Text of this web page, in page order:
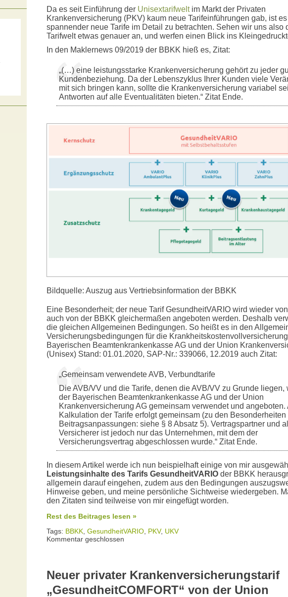
Da es seit Einführung der Unisextarifweltim Markt der Privaten
Krankenversicherung (PKV) kaum neue Tarifeinführungen gab, ist
spannender neue Tarife im Detail zu betrachten. Sehen wir uns also
Tarifwelt etwas genauer an, und werfen einen Blick ins
In den Maklernews 09/2019 der BBKK hieß es, Zitat:
„(…) eine leistungsstarke Krankenversicherung gehört zu jeder
Kundenbeziehung. Da der Lebenszyklus Ihrer Kunden viele
mit sich bringen kann, sollte die Krankenversicherung variabel
Antworten auf alle Eventualitäten bieten.“ Zitat Ende.
Bildquelle: Auszug aus Vertriebsinformation der BBKK
Eine Besonderheit; der neue Tarif GesundheitVARIO wird wieder
auch von der BBKK gleichermaßen angeboten werden. Deshalb
die gleichen Allgemeinen Bedingungen. So heißt es in den
Versicherungsbedingungen für die
Bayerischen Beamtenkrankenkasse AG und der Union
(Unisex) Stand: 01.01.2020, SAP-Nr.: 339066, 12.2019 auch Zitat:
„Gemeinsam verwendete AVB, Verbundtarife
Die AVB/VV und die Tarife, denen die AVB/VV zu Grunde liegen,
der Bayerischen Beamtenkrankenkasse AG und der Union
Krankenversicherung AG gemeinsam verwendet und angeboten.
Kalkulation der Tarife erfolgt gemeinsam (zu den Besonderheiten
Beitragsanpassungen: siehe § 8 Absatz 5). Vertragspartner und
Versicherer ist jedoch nur das Unternehmen, mit dem der
Versicherungsvertrag abgeschlossen wurde.“ Zitat Ende.
In diesem Artikel werde ich nun beispielhaft einige von mir
Leistungsinhalte des Tarifs GesundheitVARIO der BBKK
allgemein darauf eingehen, zudem aus den Bedingungen
Hinweise geben, und meine persönliche Sichtweise wiedergeben.
den Zitaten sind teilweise von mir eingefügt worden.
Rest des Beitrages lesen »
Tags: BBKK GesundheitVARIO PKV, UKV
Kommentar geschlossen
Neuer privater Krankenversicherungstarif
„GesundheitCOMFORT“ von der Union